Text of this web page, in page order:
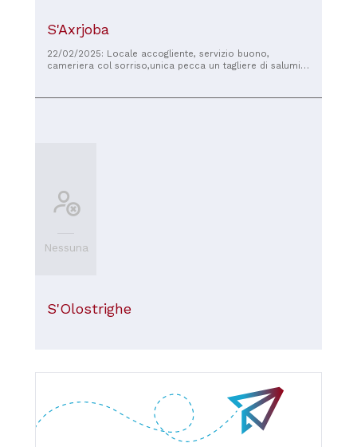
S'Axrjoba
22/02/2025: Locale accogliente, servizio buono,
cameriera col sorriso,unica pecca un tagliere di salumi
Nessuna
S'Olostrighe